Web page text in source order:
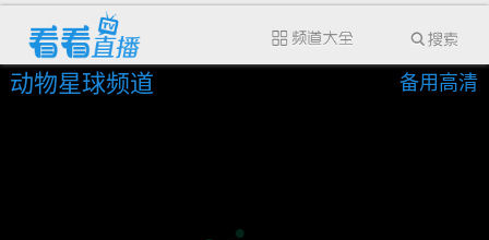
动物星球频道 备用高清